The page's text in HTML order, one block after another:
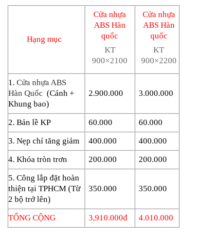
Hạng mục
Cửa nhựa
ABS Hàn
quốc
KT
900×2100
Cửa nhựa
ABS Hàn
quốc
KT
900×2200
1. Cửa nhựa ABS
Hàn Quốc (Cánh +
Khung bao)
2.900.000 3.000.000
2. Bản lề KP 60.000
60.000
3. Nẹp chỉ tăng giảm
400.000
400.000
4. Khóa tròn trơn
200.000
200.000
5. Công lắp đặt hoàn
thiện tại TPHCM (Từ
2 bộ trở lên)
350.000 350.000
TỔNG CỘNG 3,910.000đ 4.010.000